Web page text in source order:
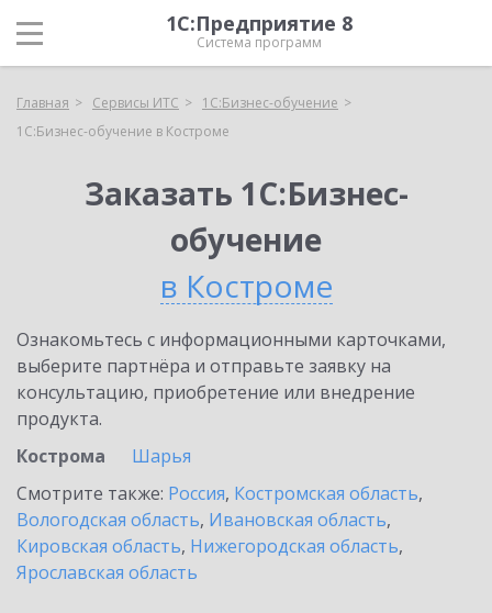
1С:Предприятие 8
Система программ
Главная Сервисы ИТС
1С:Бизнес-обучение
1С:Бизнес-обучение в Костроме
Заказать 1С:Бизнес-
обучение
в Костроме
Ознакомьтесь с информационными карточками,
выберите партнёра и отправьте заявку на
консультацию, приобретение или внедрение
продукта.
Кострома
Шарья
Смотрите также: Россия, Костромская область,
Вологодская область, Ивановская область,
Кировская область, Нижегородская область,
Ярославская область